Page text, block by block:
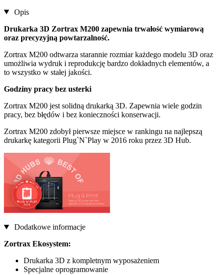
Opis
Drukarka 3D Zortrax M200 zapewnia trwałość wymiarową
oraz precyzyjną powtarzalność.
Zortrax M200 odtwarza starannie rozmiar każdego modelu 3D oraz
umożliwia wydruk i reprodukcję bardzo dokładnych elementów, a
to wszystko w stałej jakości.
Godziny pracy bez usterki
Zortrax M200 jest solidną drukarką 3D. Zapewnia wiele godzin
pracy, bez błędów i bez konieczności konserwacji.
Zortrax M200 zdobył pierwsze miejsce w rankingu na najlepszą
drukarkę kategorii Plug`N`Play w 2016 roku przez 3D Hub.
Dodatkowe informacje
Zortrax Ekosystem:
Drukarka 3D z kompletnym wyposażeniem
Specjalne oprogramowanie